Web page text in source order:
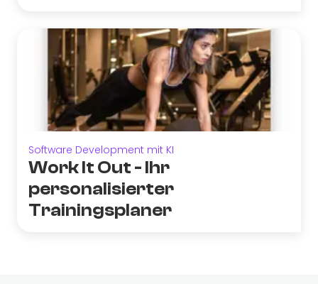
Software Development mit KI
Work It Out - Ihr
personalisierter
Trainingsplaner